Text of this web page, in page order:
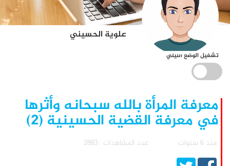
علوية الحسيني
تشغيل الوضع الليلي
معرفة المرأة بالله سبحانه وأثرها
في معرفة القضية الحسينية (٢)
منذ 6 سنوات عدد المشاهدات : 2883